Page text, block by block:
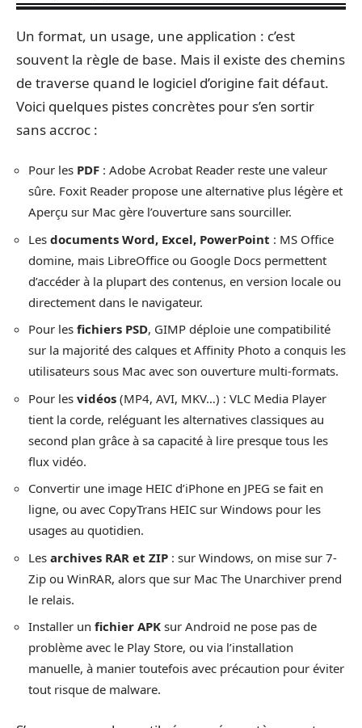
Un format, un usage, une application : c’est
souvent la règle de base. Mais il existe des chemins
de traverse quand le logiciel d’origine fait défaut.
Voici quelques pistes concrètes pour s’en sortir
sans accroc :
Pour les PDF : Adobe Acrobat Reader reste une valeur
sûre. Foxit Reader propose une alternative plus légère et
Aperçu sur Mac gère l’ouverture sans sourciller.
Les documents Word, Excel, PowerPoint : MS Office
domine, mais LibreOffice ou Google Docs permettent
d’accéder à la plupart des contenus, en version locale ou
directement dans le navigateur.
Pour les fichiers PSD, GIMP déploie une compatibilité
sur la majorité des calques et Affinity Photo a conquis les
utilisateurs sous Mac avec son ouverture multi-formats.
Pour les vidéos (MP4, AVI, MKV…) : VLC Media Player
tient la corde, reléguant les alternatives classiques au
second plan grâce à sa capacité à lire presque tous les
flux vidéo.
Convertir une image HEIC d’iPhone en JPEG se fait en
ligne, ou avec CopyTrans HEIC sur Windows pour les
usages au quotidien.
Les archives RAR et ZIP : sur Windows, on mise sur 7-
Zip ou WinRAR, alors que sur Mac The Unarchiver prend
le relais.
Installer un fichier APK sur Android ne pose pas de
problème avec le Play Store, ou via l’installation
manuelle, à manier toutefois avec précaution pour éviter
tout risque de malware.